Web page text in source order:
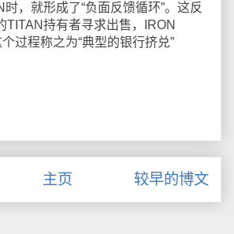
，就形成了“负面反馈循环”。这反
TITAN持有者寻求出售，IRON
过程称之为“典型的银行挤兑”
较早的博文
主页